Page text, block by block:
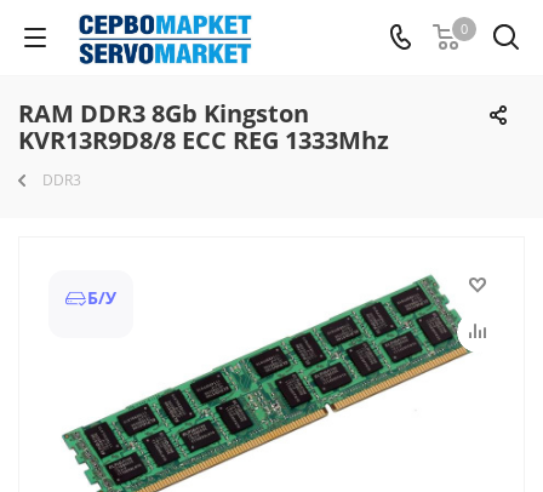
0
RAM DDR3 8Gb Kingston
KVR13R9D8/8 ECC REG 1333Mhz
DDR3
Б/У